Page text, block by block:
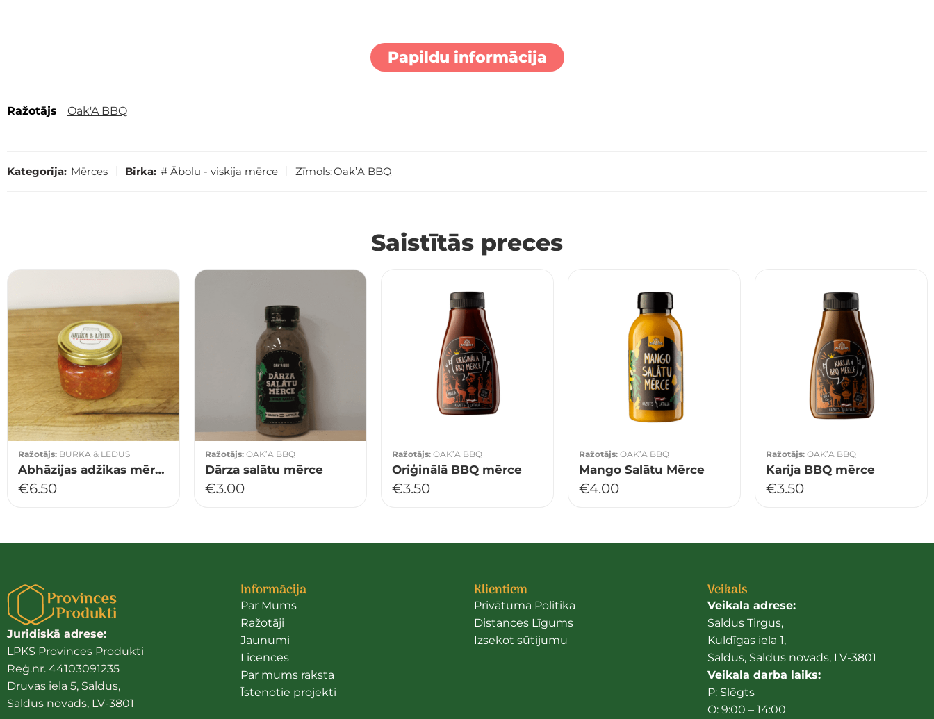
Papildu informācija
Ražotājs Oak'A BBQ
Kategorija: Mērces Birka: # Ābolu - viskija mērce Zīmols:Oak’A BBQ
Saistītās preces
Ražotājs: BURKA & LEDUS
Abhāzijas adžikas mērce
€6.50
Ražotājs: OAK’A BBQ
Dārza salātu mērce
€3.00
Ražotājs: OAK’A BBQ
Oriģinālā BBQ mērce
€3.50
Ražotājs: OAK’A BBQ
Mango Salātu Mērce
€4.00
Ražotājs: OAK’A BBQ
Karija BBQ mērce
€3.50
Juridiskā adrese:
LPKS Provinces Produkti
Reģ.nr. 44103091235
Druvas iela 5, Saldus,
Saldus novads, LV-3801
Informācija
Par Mums
Ražotāji
Jaunumi
Licences
Par mums raksta
Īstenotie projekti
Klientiem
Privātuma Politika
Distances Līgums
Izsekot sūtijumu
Veikals
Veikala adrese:
Saldus Tirgus,
Kuldīgas iela 1,
Saldus, Saldus novads, LV-3801
Veikala darba laiks:
P: Slēgts
O: 9:00 – 14:00